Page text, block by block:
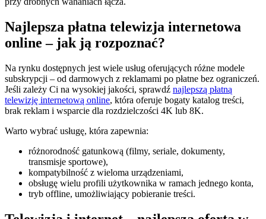
Najlepsza płatna telewizja internetowa
online – jak ją rozpoznać?
Na rynku dostępnych jest wiele usług oferujących różne modele
subskrypcji – od darmowych z reklamami po płatne bez ograniczeń.
Jeśli zależy Ci na wysokiej jakości, sprawdź najlepszą płatną
telewizję internetową online, która oferuje bogaty katalog treści,
brak reklam i wsparcie dla rozdzielczości 4K lub 8K.
Warto wybrać usługę, która zapewnia:
różnorodność gatunkową (filmy, seriale, dokumenty,
transmisje sportowe),
kompatybilność z wieloma urządzeniami,
obsługę wielu profili użytkownika w ramach jednego konta,
tryb offline, umożliwiający pobieranie treści.